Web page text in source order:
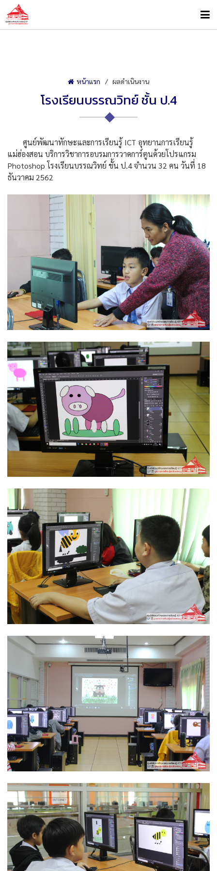
หน้าแรก ผลดำเนินงาน
โรงเรียนบรรณวิทย์ ชั้น ป.4
ศูนย์พัฒนาทักษะและการเรียนรู้ ICT อุทยานการเรียนรู้
แม่ฮ่องสอน บริการวิชาการอบรมการวาดการ์ตูนด้วยโปรแกรม
Photoshop โรงเรียนบรรณวิทย์ ชั้น ป.4 จำนวน 32 คน วันที่ 18
ธันวาคม 2562